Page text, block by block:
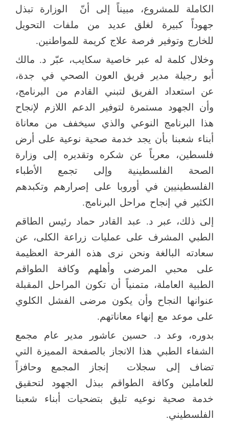
الكاملة للمشروع، مبيناً إلى أنّ
الوزارة تبذل
جهوداً كبيرة لغلق عديد من ملفات التحويل
للخارج وتوفير فرصة علاج كريمة للمواطنين.
وخلال كلمة له عبر خاصية سكايب، عبّر د. مالك
أبو رجيلة مدير فريق العون الصحي في جدة،
عن استعداد الفريق لتبني القادم من البرنامج،
وأن الجهود مستمرة لتوفير الدعم اللازم لإنجاح
هذا البرنامج النوعي والذي سيخفف من معاناة
أبناء شعبنا بأن يجد خدمة صحية نوعية على أرض
فلسطين، معرباً عن شكره وتقديره إلى وزارة
الصحة الفلسطينية وإلى تجمع الأطباء
الفلسطينيين في أوروبا على إصرارهم وتكبدهم
الكثير في إنجاح مراحل البرنامج.
إلى ذلك، عبر د. عبد القادر حماد رئيس الطاقم
الطبي المشرف على عمليات زراعة الكلى، عن
سعادته البالغة ونحن نرى هذه الفرحة العظيمة
على محبي المرضى وأهلهم وكافة الطواقم
الطبية العاملة، متمنياً أن تكون المراحل المقبلة
عنوانها النجاح وأن يكون مرضى الفشل الكلوي
على موعد مع إنهاء معاناتهم.
بدوره، وعد د. حسين عاشور مدير عام مجمع
الشفاء الطبي هذا الانجاز بالصفحة المميزة التي
تضاف إلى سجلات
إنجاز المجمع وحافزاً
للعاملين وكافة الطواقم ببذل الجهود لتحقيق
خدمة صحية نوعيه تليق بتضحيات أبناء شعبنا
الفلسطيني.